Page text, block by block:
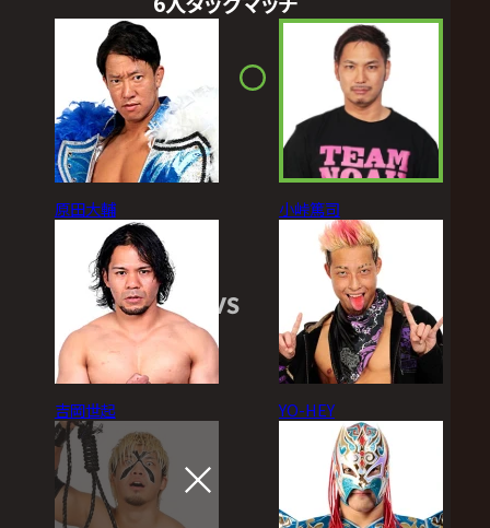
原田大輔
吉岡世起
VS
小峠篤司
YO-HEY